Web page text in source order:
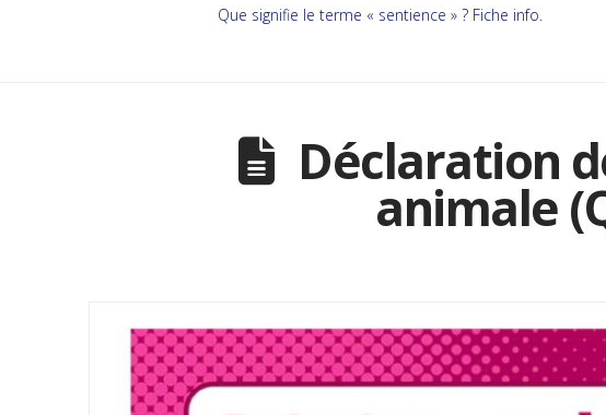
Que signifie le terme « sentience » ? Fiche info.
Déclaration
animale